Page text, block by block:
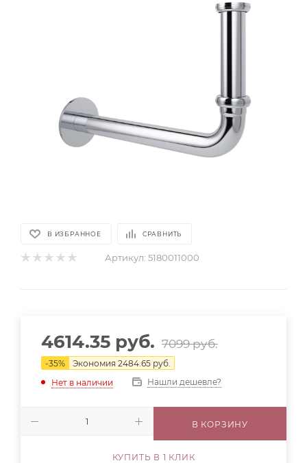
В ИЗБРАННОЕ СРАВНИТЬ
Артикул: 5180011000
4614.35 руб. 7099руб.
-35% Экономия 2484.65 руб.
Нет в наличии
Нашли дешевле?
В КОРЗИНУ
КУПИТЬ В 1 КЛИК